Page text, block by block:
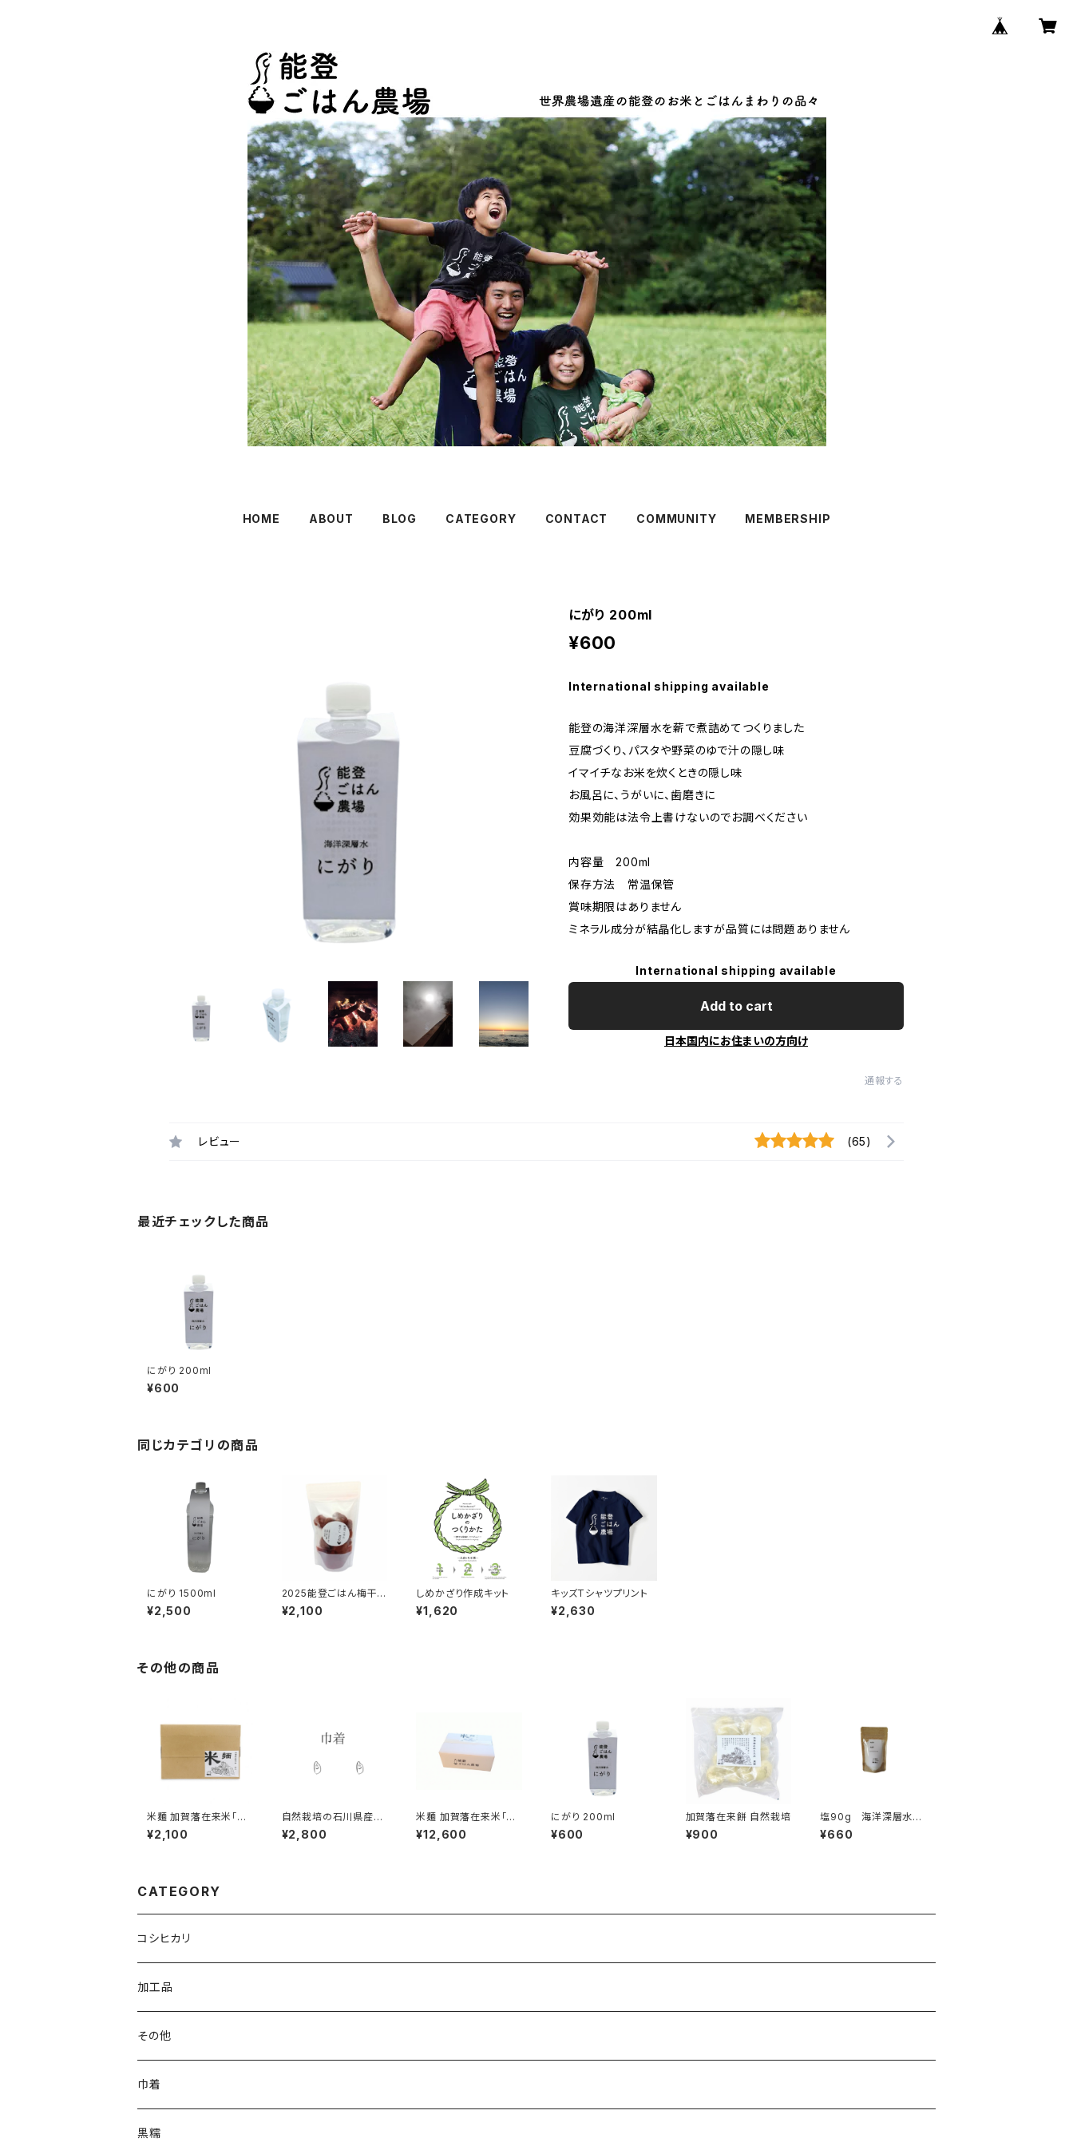
HOME ABOUT BLOG CATEGORY CONTACT COMMUNITY MEMBERSHIP
にがり 200ml
¥600
International shipping available
能登の海洋深層水を薪で煮詰めてつくりました
豆腐づくり、パスタや野菜のゆで汁の隠し味
イマイチなお米を炊くときの隠し味
お風呂に、うがいに、歯磨きに
効果効能は法令上書けないのでお調べください
内容量 200ml
保存方法 常温保管
賞味期限はありません
ミネラル成分が結晶化しますが品質には問題ありません
International shipping available
Add to cart
日本国内にお住まいの方向け
通報する
レビュー (65)
最近チェックした商品
にがり 200ml
¥600
同じカテゴリの商品
にがり 1500ml
¥2,500
2025能登ごはん梅干し
500g 自然栽培
¥2,100
しめかざり作成キット
¥1,620
キッズTシャツプリント
¥2,630
その他の商品
米麺 加賀藩在来米「巾
着」6食入
¥2,100
自然栽培の石川県産巾
着 2kg 2025年
¥2,800
米麺 加賀藩在来米「巾
着」36食入
¥12,600
にがり 200ml
¥600
加賀藩在来餅 自然栽培
¥900
塩90g 海洋深層水の
薪炊き
¥660
CATEGORY
コシヒカリ
加工品
その他
巾着
黒糯